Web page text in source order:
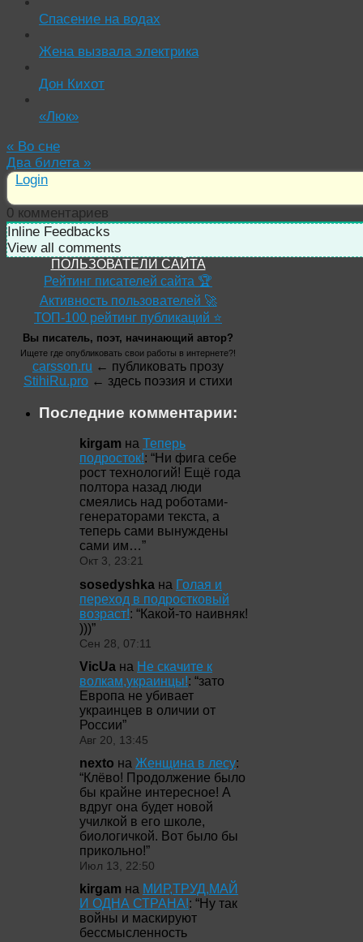
Спасение на водах
Жена вызвала электрика
Дон Кихот
«Люк»
« Во сне
Два билета »
Login
0 комментариев
Inline Feedbacks
View all comments
ПОЛЬЗОВАТЕЛИ САЙТА
Рейтинг писателей сайта 🏆
Активность пользователей 🚀
ТОП-100 рейтинг публикаций ⭐
Вы писатель, поэт, начинающий автор?
Ищете где опубликовать свои работы в интернете?!
carsson.ru ← публиковать прозу
StihiRu.pro ← здесь поэзия и стихи
Последние комментарии:
kirgam на Теперь
подросток!: “Ни фига себе
рост технологий! Ещё года
полтора назад люди
смеялись над роботами-
генераторами текста, а
теперь сами вынуждены
сами им…”
Окт 3, 23:21
sosedyshka на Голая и
переход в подростковый
возраст!: “Какой-то наивняк!
)))”
Сен 28, 07:11
VicUa на Не скачите к
волкам,украинцы!: “зато
Европа не убивает
украинцев в оличии от
России”
Авг 20, 13:45
nexto на Женщина в лесу:
“Клёво! Продолжение было
бы крайне интересное! А
вдруг она будет новой
училкой в его школе,
биологичкой. Вот было бы
прикольно!”
Июл 13, 22:50
kirgam на МИР,ТРУД,МАЙ
И ОДНА СТРАНА!: “Ну так
войны и маскируют
бессмысленность